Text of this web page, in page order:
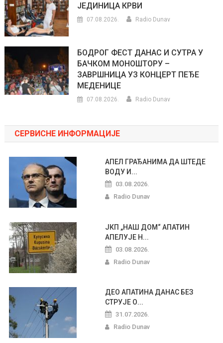
ЈЕДИНИЦА КРВИ
07.08.2026. Radio Dunav
БОДРОГ ФЕСТ ДАНАС И СУТРА У
БАЧКОМ МОНОШТОРУ –
ЗАВРШНИЦА УЗ КОНЦЕРТ ПЕЂЕ
МЕДЕНИЦЕ
07.08.2026. Radio Dunav
СЕРВИСНЕ ИНФОРМАЦИЈЕ
АПЕЛ ГРАЂАНИМА ДА ШТЕДЕ
ВОДУ И...
03.08.2026.
Radio Dunav
ЈКП „НАШ ДОМ“ АПАТИН
АПЕЛУЈЕ Н...
03.08.2026.
Radio Dunav
ДЕО АПАТИНА ДАНАС БЕЗ
СТРУЈЕ О...
31.07.2026.
Radio Dunav